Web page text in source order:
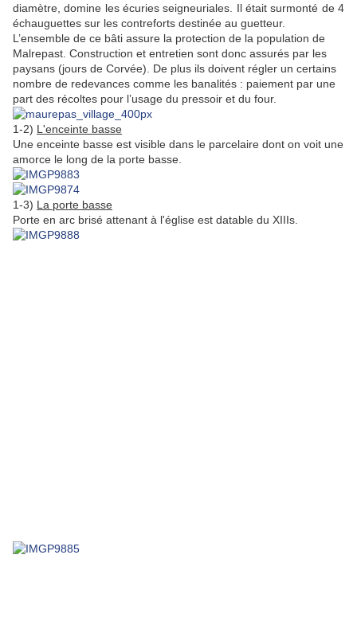
diamètre, domine les écuries seigneuriales. Il était surmonté de 4
échauguettes sur les contreforts destinée au guetteur.
L’ensemble de ce bâti assure la protection de la population de
Malrepast. Construction et entretien sont donc assurés par les
paysans (jours de Corvée). De plus ils doivent régler un certains
nombre de redevances comme les banalités : paiement par une
part des récoltes pour l’usage du pressoir et du four.
1-2) L'enceinte basse
Une enceinte basse est visible dans le parcelaire dont on voit une
amorce le long de la porte basse.
1-3) La porte basse
Porte en arc brisé attenant à l'église est datable du XIIIs.